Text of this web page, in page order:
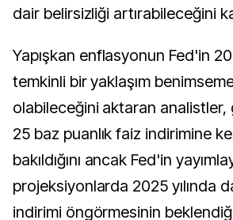
dair belirsizliği artırabileceğini
Yapışkan enflasyonun Fed'in
temkinli bir yaklaşım
olabileceğini aktaran
25 baz puanlık faiz indirimine
bakıldığını ancak Fed'in
projeksiyonlarda 2025 yılında
indirimi öngörmesinin